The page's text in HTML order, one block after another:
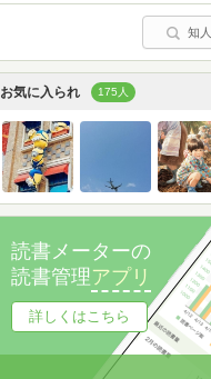
知
お気に入られ 175人
読書メーターの
読書管理アプリ
詳しくはこちら